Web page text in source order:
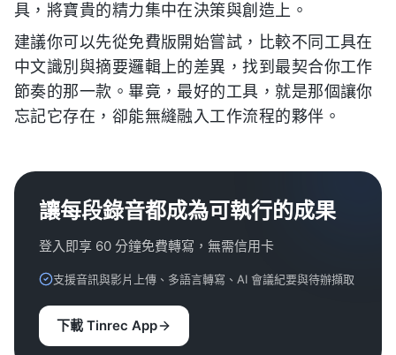
具，將寶貴的精力集中在決策與創造上。
建議你可以先從免費版開始嘗試，比較不同工具在
中文識別與摘要邏輯上的差異，找到最契合你工作
節奏的那一款。畢竟，最好的工具，就是那個讓你
忘記它存在，卻能無縫融入工作流程的夥伴。
讓每段錄音都成為可執行的成果
登入即享 60 分鐘免費轉寫，無需信用卡
支援音訊與影片上傳、多語言轉寫、AI 會議紀要與待辦擷取
下載 Tinrec App